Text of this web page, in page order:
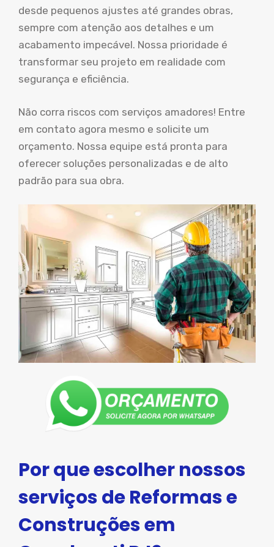
desde pequenos ajustes até grandes obras,
sempre com atenção aos detalhes e um
acabamento impecável. Nossa prioridade é
transformar seu projeto em realidade com
segurança e eficiência.
Não corra riscos com serviços amadores! Entre
em contato agora mesmo e solicite um
orçamento. Nossa equipe está pronta para
oferecer soluções personalizadas e de alto
padrão para sua obra.
Por que escolher nossos
serviços de Reformas e
Construções em